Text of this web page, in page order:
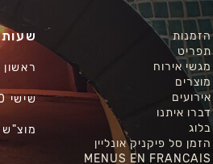
הזמנות
תפריט
מגשי אירוח
מוצרים
אירועים
דברו איתנו
בלוג
הזמן סל פיקניק אונליין
MENUS EN FRANCAIS
ראשון -
שישי 14:00 - 9:00
מוצ"ש: